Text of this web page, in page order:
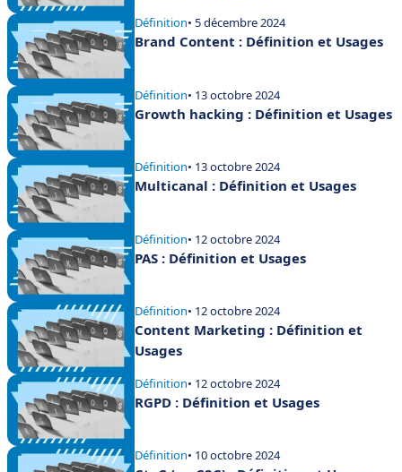
Définition• 5 décembre 2024
Brand Content : Définition et Usages
Définition• 13 octobre 2024
Growth hacking : Définition et Usages
Définition• 13 octobre 2024
Multicanal : Définition et Usages
Définition• 12 octobre 2024
PAS : Définition et Usages
Définition• 12 octobre 2024
Content Marketing : Définition et
Usages
Définition• 12 octobre 2024
RGPD : Définition et Usages
Définition• 10 octobre 2024